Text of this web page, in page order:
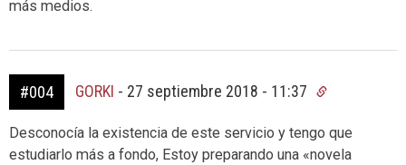
más medios.
#004 GORKI - 27 septiembre 2018 - 11:37
Desconocía la existencia de este servicio y tengo que
estudiarlo más a fondo, Estoy preparando una «novela